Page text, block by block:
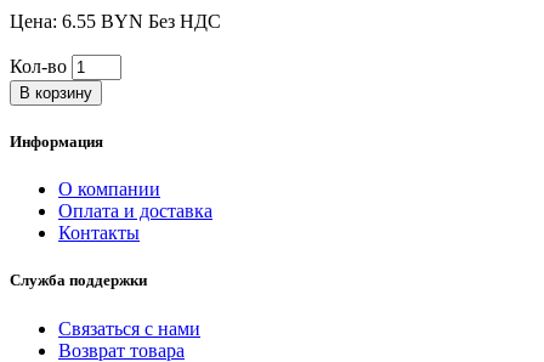
Цена: 6.55 BYN Без НДС
Кол-во
В корзину
Информация
О компании
Оплата и доставка
Контакты
Служба поддержки
Связаться с нами
Возврат товара